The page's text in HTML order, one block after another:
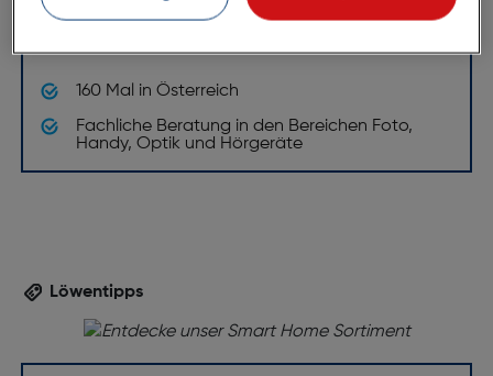
Kommen Sie in unsere Geschäfte und lassen Sie
160 Mal in Österreich
Fachliche Beratung in den Bereichen Foto,
Handy, Optik und Hörgeräte
Löwentipps